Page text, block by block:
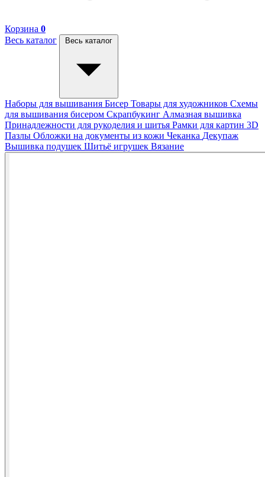
Корзина 0
Весь каталог
Весь каталог
Наборы для вышивания Бисер Товары для художников Схемы
для вышивания бисером Скрапбукинг Алмазная вышивка
Принадлежности для рукоделия и шитья Рамки для картин 3D
Пазлы Обложки на документы из кожи Чеканка Декупаж
Вышивка подушек Шитьё игрушек Вязание